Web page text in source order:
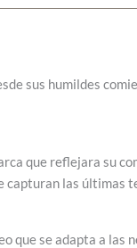
sus humildes
que reflejara su
las últimas
que se adapta a las